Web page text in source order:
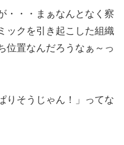
・・・まぁなんとなく察
ックを引き起こした組織
位置なんだろうなぁ～っ
りそうじゃん！」ってな